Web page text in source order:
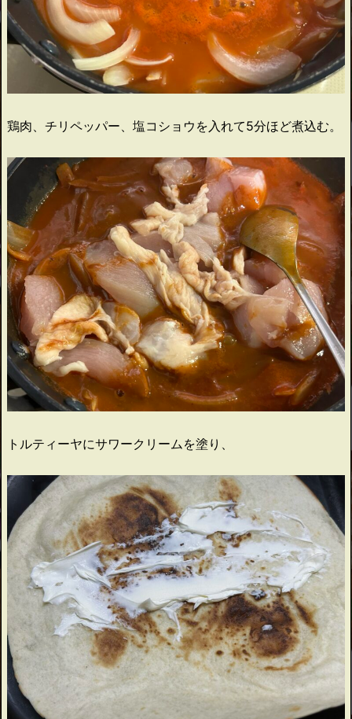
鶏肉、チリペッパー、塩コショウを入れて5分ほど煮込む。
トルティーヤにサワークリームを塗り、